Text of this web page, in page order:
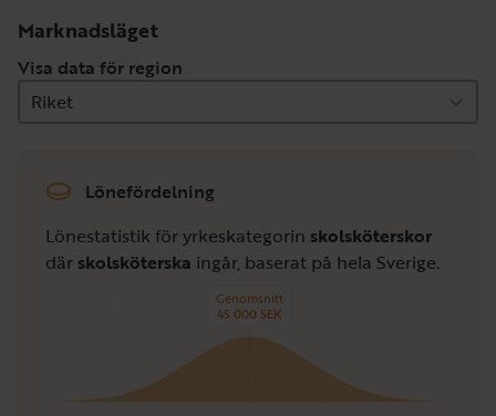
Marknadsläget
Visa data för region
Riket
Lönefördelning
Lönestatistik för yrkeskategorin skolsköterskor
där skolsköterska ingår, baserat på hela Sverige.
Genomsnitt
45 000 SEK